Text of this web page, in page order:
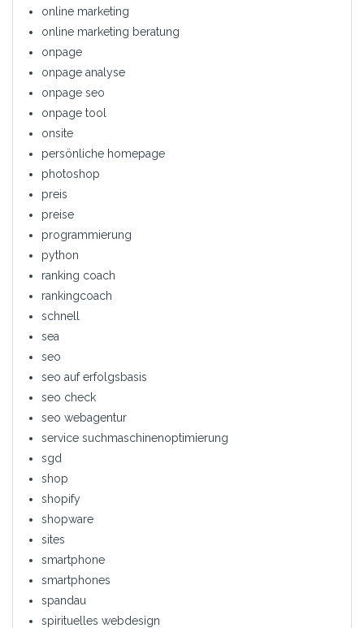
online marketing
online marketing beratung
onpage
onpage analyse
onpage seo
onpage tool
onsite
persönliche homepage
photoshop
preis
preise
programmierung
python
ranking coach
rankingcoach
schnell
sea
seo
seo auf erfolgsbasis
seo check
seo webagentur
service suchmaschinenoptimierung
sgd
shop
shopify
shopware
sites
smartphone
smartphones
spandau
spirituelles webdesign